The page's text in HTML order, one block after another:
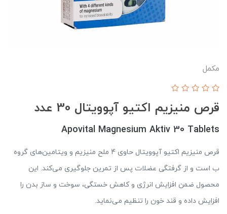
مکمل
قرص منیزیم اکتیو آپوویتال 30 عدد
Apovital Magnesium Aktiv 30 Tablets
قرص منیزیم اکتیو آپوویتال حاوی 4 ملح منیزیم و ویتامین‌های گروه
ب است و از گرفتگی عضلات پس از تمرین جلوگیری می‌کند. این
محصول ضمن افزایش انرژی و کاهش خستگی، سوخت و ساز بدن را
افزایش داده و قند خون را تنظیم می‌نماید.